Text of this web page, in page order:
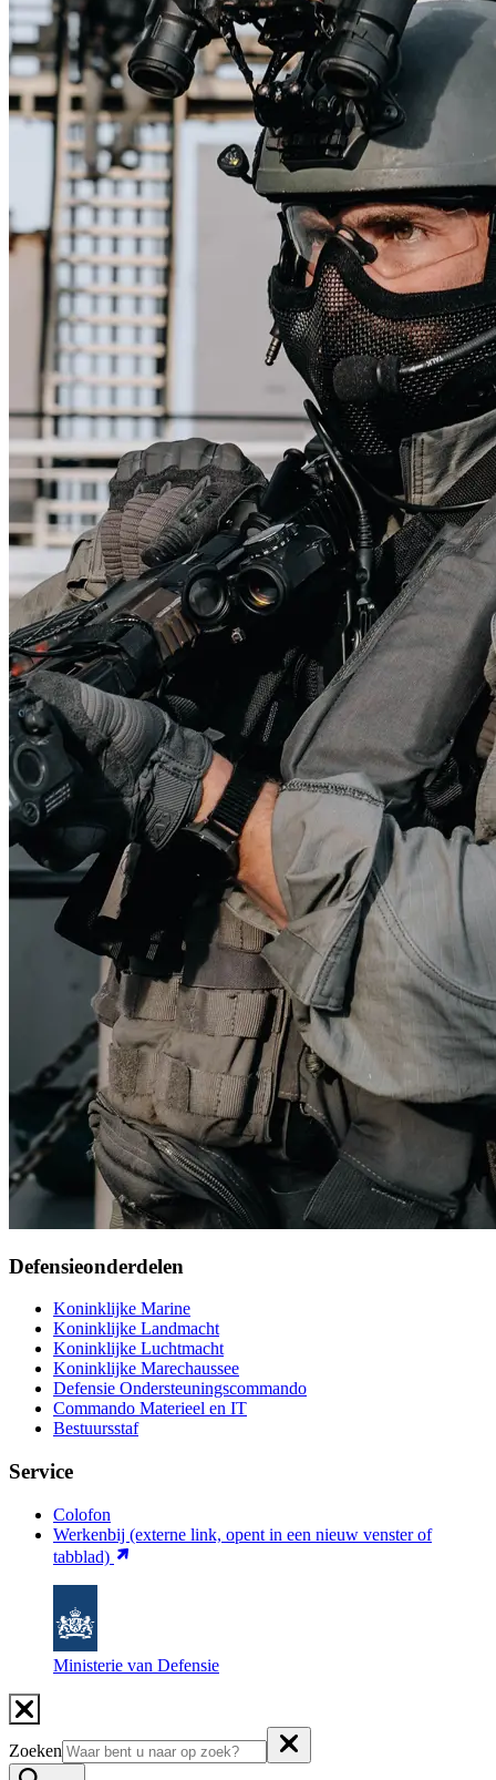
Defensieonderdelen
Koninklijke Marine
Koninklijke Landmacht
Koninklijke Luchtmacht
Koninklijke Marechaussee
Defensie Ondersteuningscommando
Commando Materieel en IT
Bestuursstaf
Service
Colofon
Werkenbij (externe link, opent in een nieuw venster of
tabblad)
Ministerie van Defensie
Zoeken